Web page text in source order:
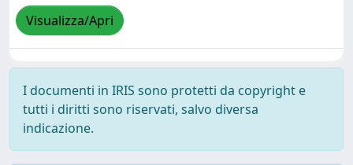
Visualizza/Apri
I documenti in IRIS sono protetti da copyright e
tutti i diritti sono riservati, salvo diversa
indicazione.